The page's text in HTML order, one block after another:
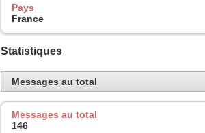
Pays
France
Statistiques
Messages au total
Messages au total
146